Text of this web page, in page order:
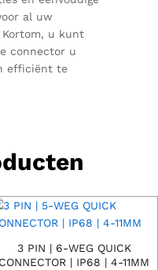
al uw
u kunt
connector u
efficiënt te
3 PIN | 6-WEG QUICK
CONNECTOR | IP68 | 4-11MM